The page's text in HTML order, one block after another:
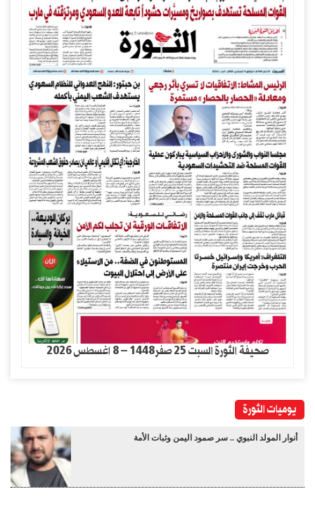
صحيفة الثورة السبت 25 صفر1448 – 8 اغسطس 2026
يوميات الثورة
أنوار المولد النبوي .. سر صمود اليمن وثبات الأمة